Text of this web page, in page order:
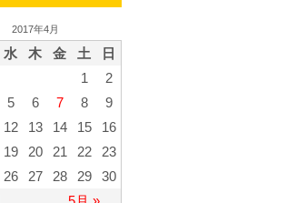
2017年4月
水 木 金 土 日
1
2
5 6 7 8
9
12 13 14 15
16
19 20 21 22
23
26 27 28 29 30